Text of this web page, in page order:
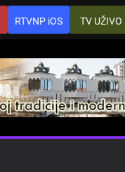
RTVNP iOS TV UŽIVO